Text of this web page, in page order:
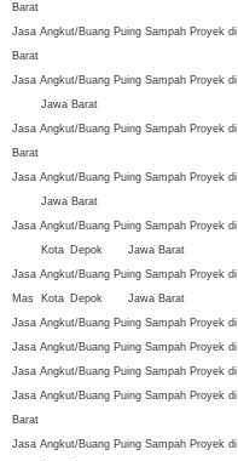
Barat
Jasa Angkut/Buang Puing Sampah Proyek di
Barat
Jasa Angkut/Buang Puing Sampah Proyek di
Jawa Barat
Jasa Angkut/Buang Puing Sampah Proyek di
Barat
Jasa Angkut/Buang Puing Sampah Proyek di
Jawa Barat
Jasa Angkut/Buang Puing Sampah Proyek di
Kota Depok
Jawa Barat
Jasa Angkut/Buang Puing Sampah Proyek di
Mas
Kota Depok
Jawa Barat
Jasa Angkut/Buang Puing Sampah Proyek di
Jasa Angkut/Buang Puing Sampah Proyek di
Jasa Angkut/Buang Puing Sampah Proyek di
Jasa Angkut/Buang Puing Sampah Proyek di
Barat
Jasa Angkut/Buang Puing Sampah Proyek di